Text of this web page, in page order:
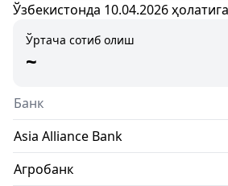
Ўзбекистонда 10.04.2026
Ўртача сотиб олиш
~
Банк
Asia Alliance Bank
Агробанк